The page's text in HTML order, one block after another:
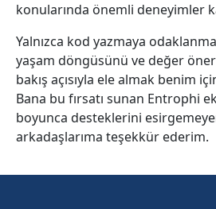
konularında önemli deneyimler
Yalnızca kod yazmaya
yaşam döngüsünü ve değer
bakış açısıyla ele almak benim
Bana bu fırsatı sunan Entrophi
boyunca desteklerini
arkadaşlarıma teşekkür ederim.